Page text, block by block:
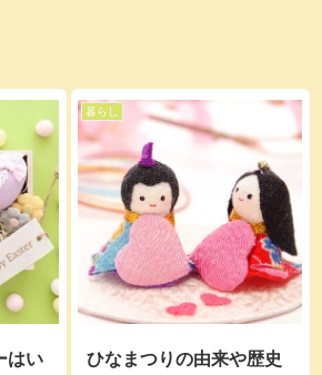
はい
暮らし
ひなまつりの由来や歴史